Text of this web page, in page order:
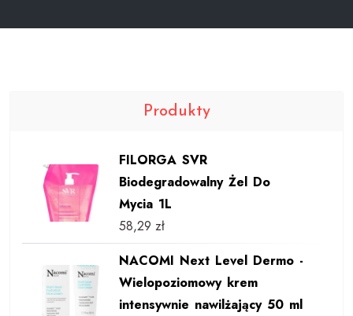
Produkty
FILORGA SVR
Biodegradowalny Żel Do
Mycia 1L
58,29 zł
NACOMI Next Level Dermo -
Wielopoziomowy krem
intensywnie nawilżający 50 ml